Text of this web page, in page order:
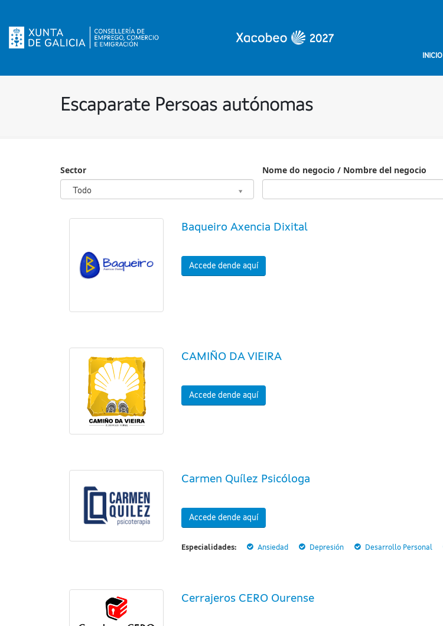
INICIO
Escaparate Persoas autónomas
Sector
Todo
Sector
Nome do negocio / Nombre del negocio
Baqueiro Axencia Dixital
Accede dende aquí
CAMIÑO DA VIEIRA
Accede dende aquí
Carmen Quílez Psicóloga
Accede dende aquí
Especialidades: Ansiedad Depresión Desarrollo Personal
Cerrajeros CERO Ourense